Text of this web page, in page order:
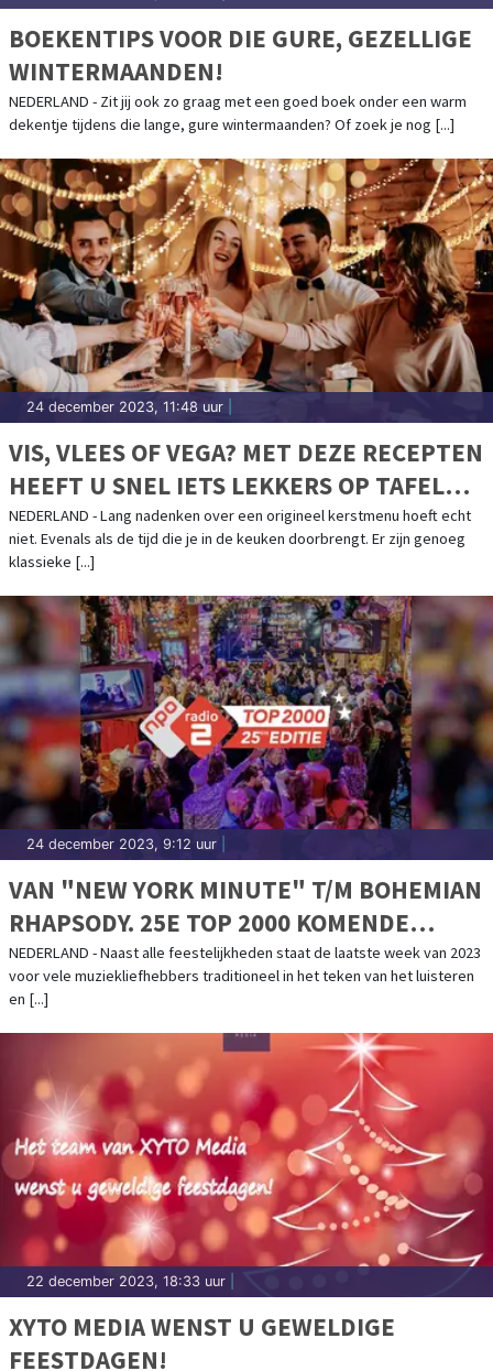
BOEKENTIPS VOOR DIE GURE, GEZELLIGE
WINTERMAANDEN!
NEDERLAND - Zit jij ook zo graag met een goed boek onder een warm
dekentje tijdens die lange, gure wintermaanden? Of zoek je nog [...]
24 december 2023, 11:48 uur
VIS, VLEES OF VEGA? MET DEZE RECEPTEN
HEEFT U SNEL IETS LEKKERS OP TAFEL
MET KERST
NEDERLAND - Lang nadenken over een origineel kerstmenu hoeft echt
niet. Evenals als de tijd die je in de keuken doorbrengt. Er zijn genoeg
klassieke [...]
24 december 2023, 9:12 uur
VAN "NEW YORK MINUTE" T/M BOHEMIAN
RHAPSODY. 25E TOP 2000 KOMENDE
NACHT VAN START
NEDERLAND - Naast alle feestelijkheden staat de laatste week van 2023
voor vele muziekliefhebbers traditioneel in het teken van het luisteren
en [...]
22 december 2023, 18:33 uur
XYTO MEDIA WENST U GEWELDIGE
FEESTDAGEN!